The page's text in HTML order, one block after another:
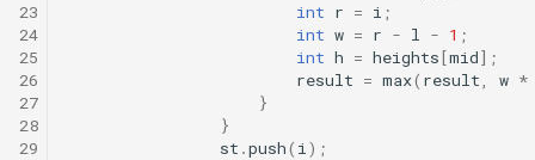
23
24
25
26
27
28
29
int r = i ;
int w = r - l - 1 ;
int h = heights [mid];
result = max( result, w *
}
}
st .push( i);